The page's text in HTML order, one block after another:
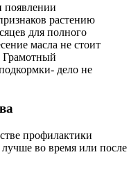
появлении
растению
для полного
масла не стоит
Грамотный
дело не
профилактики
лучше во время или после